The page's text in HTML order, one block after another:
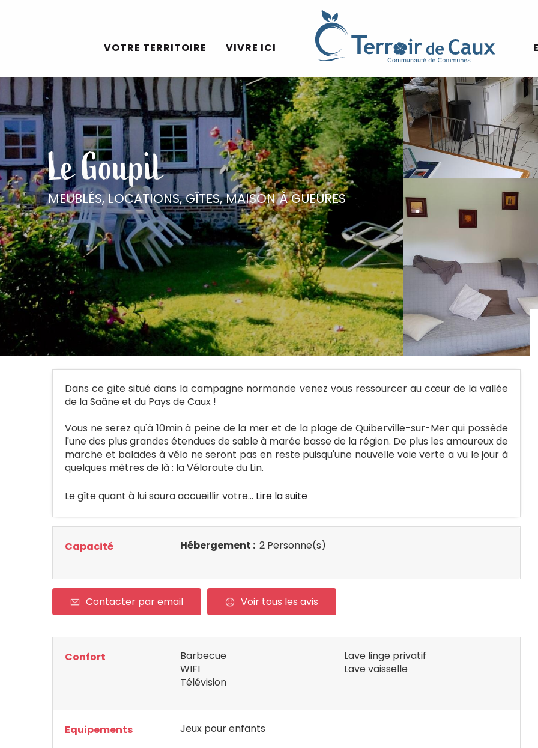
VOTRE TERRITOIRE VIVRE ICI
Le Goupil
MEUBLÉS, LOCATIONS, GÎTES,MAISON À GUEURES
Dans ce gîte situé dans la campagne normande venez vous ressourcer au cœur de la vallée
de la Saâne et du Pays de Caux !
Vous ne serez qu'à 10min à peine de la mer et de la plage de Quiberville-sur-Mer qui possède
l'une des plus grandes étendues de sable à marée basse de la région. De plus les amoureux de
marche et balades à vélo ne seront pas en reste puisqu'une nouvelle voie verte a vu le jour à
quelques mètres de là : la Véloroute du Lin.
Le gîte quant à lui saura accueillir votre... Lire la suite
Capacité Hébergement : 2 Personne(s)
Contacter par email Voir tous les avis
Confort
Barbecue
WIFI
Télévision
Lave linge privatif
Lave vaisselle
Equipements Jeux pour enfants